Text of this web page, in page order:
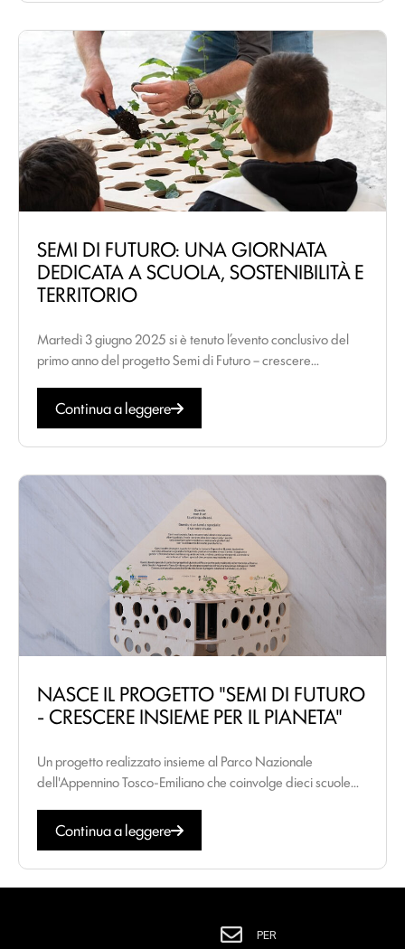
SEMI DI FUTURO: UNA GIORNATA
DEDICATA A SCUOLA, SOSTENIBILITÀ E
TERRITORIO
Martedì 3 giugno 2025 si è tenuto l’evento conclusivo del
primo anno del progetto Semi di Futuro – crescere...
Continua a leggere
NASCE IL PROGETTO "SEMI DI FUTURO
- CRESCERE INSIEME PER IL PIANETA"
Un progetto realizzato insieme al Parco Nazionale
dell'Appennino Tosco-Emiliano che coinvolge dieci scuole...
Continua a leggere
PER